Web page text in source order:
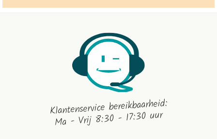
Klantenservice bereikbaarheid:
Ma - Vrij 8:30 - 17:30 uur